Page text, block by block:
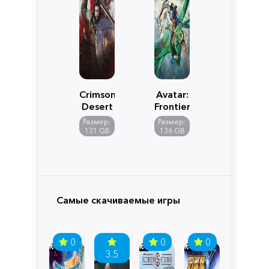
Crimson
Desert
Размер:
131 GB
Avatar:
Frontiers
of
Pandora
Размер:
136 GB
Самые скачиваемые игры
0
3.5
0 0